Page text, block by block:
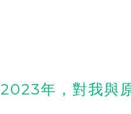
2023年，對我與